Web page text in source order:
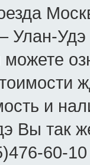
Улан-
и
Вы так
60-